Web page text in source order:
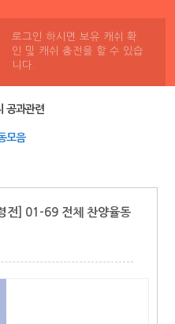
로그인 하시면 보유 캐쉬 확
인 및 캐쉬 충전을 할 수 있습
니다.
공과관련
모음
전] 01-69 전체 찬양율동